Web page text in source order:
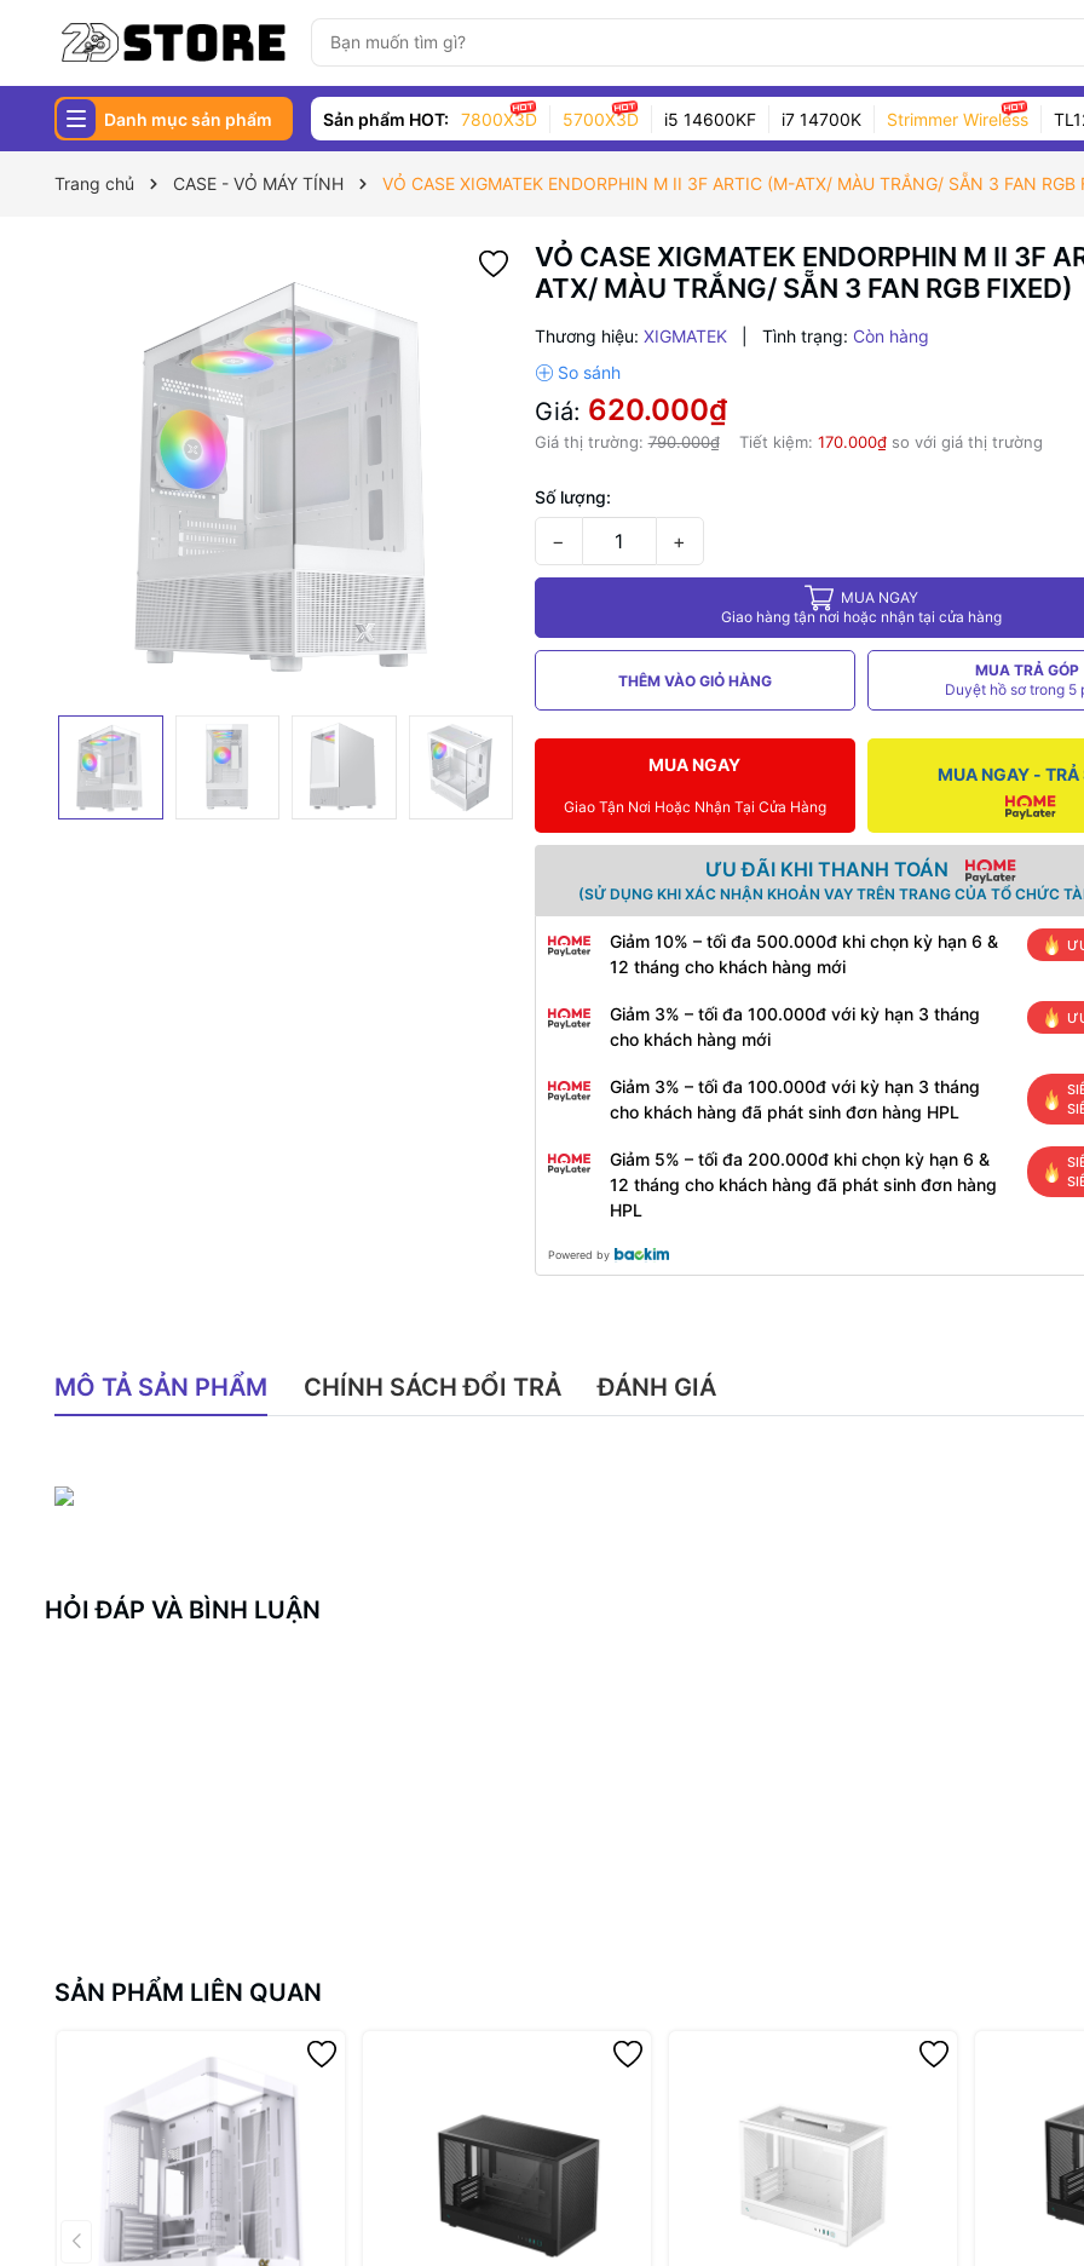
Danh mục sản phẩm Sản phẩm HOT: 7800X3D 5700X3D i5 14600KF i7 14700K Strimmer Wireless
Trang chủ CASE - VỎ MÁY TÍNH VỎ CASE XIGMATEK ENDORPHIN M II 3F ARTIC (M-ATX/ MÀU TRẮNG/ SẴN 3 FAN RGB
VỎ CASE XIGMATEK ENDORPHIN M II 3F
ATX/ MÀU TRẮNG/ SẴN 3 FAN RGB FIXED)
Thương hiệu: XIGMATEK Tình trạng: Còn hàng
Giá: 620.000₫
Giá thị trường:790.000₫ Tiết kiệm: 170.000₫so với giá thị trường
Số lượng:
− +
MUA NGAY
Giao hàng tận nơi hoặc nhận tại cửa hàng
THÊM VÀO GIỎ HÀNG
MUA TRẢ GÓP
Duyệt hồ sơ trong 5
MUA NGAY
Giao Tận Nơi Hoặc Nhận Tại Cửa Hàng
MUA NGAY - TRẢ
ƯU ĐÃI KHI THANH TOÁN
(SỬ DỤNG KHI XÁC NHẬN KHOẢN VAY TRÊN TRANG CỦA TỔ CHỨC
Giảm 10% – tối đa 500.000đ khi chọn kỳ hạn 6 &
12 tháng cho khách hàng mới
Giảm 3% – tối đa 100.000đ với kỳ hạn 3 tháng
cho khách hàng mới
Giảm 3% – tối đa 100.000đ với kỳ hạn 3 tháng
cho khách hàng đã phát sinh đơn hàng HPL
Giảm 5% – tối đa 200.000đ khi chọn kỳ hạn 6 &
12 tháng cho khách hàng đã phát sinh đơn hàng
HPL
Powered by
MÔ TẢ SẢN PHẨM CHÍNH SÁCH ĐỔI TRẢ ĐÁNH GIÁ
HỎI ĐÁP VÀ BÌNH LUẬN
SẢN PHẨM LIÊN QUAN